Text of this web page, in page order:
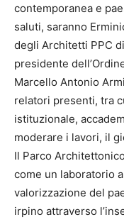
contemporanea e
saluti, saranno
degli Architetti PPC
presidente
Marcello Antonio
relatori presenti, tra
istituzionale,
moderare i lavori, il
Il Parco
come un laboratorio
valorizzazione del
irpino attraverso